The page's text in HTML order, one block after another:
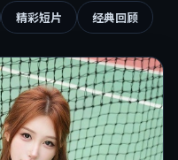
精彩短片 经典回顾